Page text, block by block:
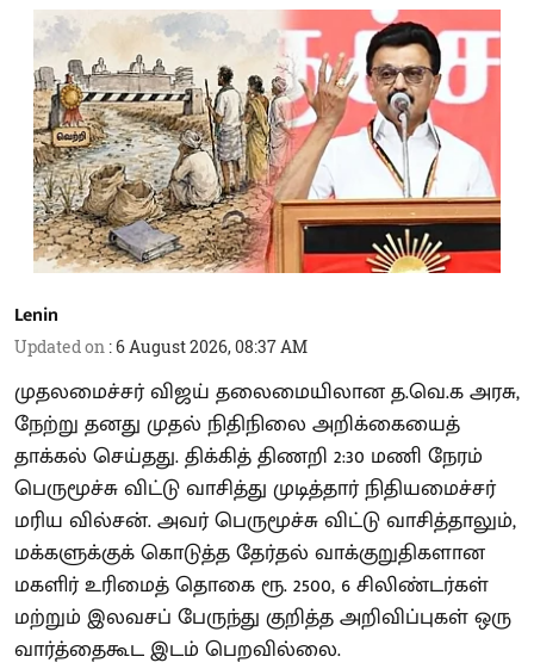
Lenin
Updated on :6 August 2026, 08:37 AM
முதலமைச்சர் விஜய் தலைமையிலான த.வெ.க அரசு,
நேற்று தனது முதல் நிதிநிலை அறிக்கையைத்
தாக்கல் செய்தது. திக்கித் திணறி 2:30 மணி நேரம்
பெருமூச்சு விட்டு வாசித்து முடித்தார் நிதியமைச்சர்
மரிய வில்சன். அவர் பெருமூச்சு விட்டு வாசித்தாலும்,
மக்களுக்குக் கொடுத்த தேர்தல் வாக்குறுதிகளான
மகளிர் உரிமைத் தொகை ரூ. 2500, 6 சிலிண்டர்கள்
மற்றும் இலவசப் பேருந்து குறித்த அறிவிப்புகள் ஒரு
வார்த்தைகூட இடம் பெறவில்லை.